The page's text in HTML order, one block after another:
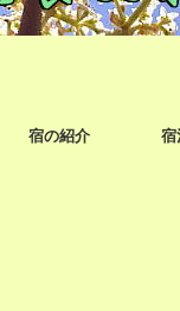
宿の紹介 宿